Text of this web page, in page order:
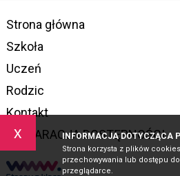
x INFORMACJA DOTYCZĄCA
Strona korzysta z plików
przechowywania lub dostępu
przeglądarce.
Strona główna
Szkoła
Uczeń
Rodzic
Kontakt
DEKLARACJA DOSTĘPNOŚCI